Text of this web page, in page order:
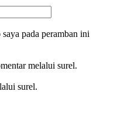
pada peramban ini
melalui surel.
surel.